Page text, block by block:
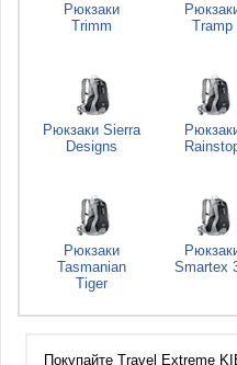
Рюкзаки
Trimm
Tramp
Рюкзаки Sierra
Designs
Рюкзаки
Tasmanian
Tiger
Smartex
Покупайте Travel Extreme